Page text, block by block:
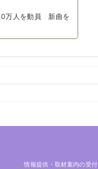
万人を動員 新曲を
情報提供・取材案内の受付